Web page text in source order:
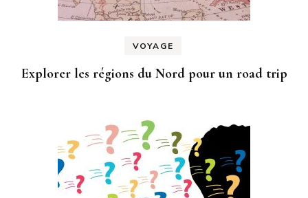
VOYAGE
Explorer les régions du Nord pour un road trip